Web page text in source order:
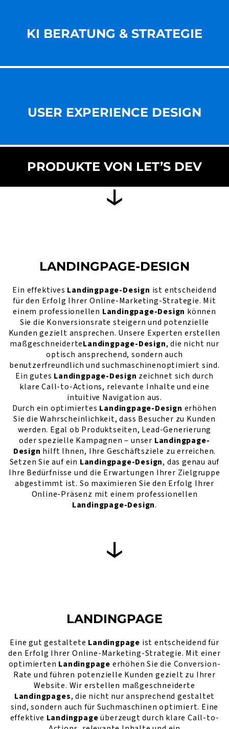
KI BERATUNG & STRATEGIE
USER EXPERIENCE DESIGN
PRODUKTE VON LET’S DEV
LANDINGPAGE-DESIGN
Ein effektives Landingpage-Design ist entscheidend
für den Erfolg Ihrer Online-Marketing-Strategie. Mit
einem professionellen Landingpage-Design können
Sie die Konversionsrate steigern und potenzielle
Kunden gezielt ansprechen. Unsere Experten erstellen
maßgeschneiderteLandingpage-Design, die nicht nur
optisch ansprechend, sondern auch
benutzerfreundlich und suchmaschinenoptimiert sind.
Ein gutes Landingpage-Design zeichnet sich durch
klare Call-to-Actions, relevante Inhalte und eine
intuitive Navigation aus.
Durch ein optimiertes Landingpage-Design erhöhen
Sie die Wahrscheinlichkeit, dass Besucher zu Kunden
werden. Egal ob Produktseiten, Lead-Generierung
oder spezielle Kampagnen – unser Landingpage-
Design hilft Ihnen, Ihre Geschäftsziele zu erreichen.
Setzen Sie auf ein Landingpage-Design, das genau auf
Ihre Bedürfnisse und die Erwartungen Ihrer Zielgruppe
abgestimmt ist. So maximieren Sie den Erfolg Ihrer
Online-Präsenz mit einem professionellen
Landingpage-Design.
LANDINGPAGE
Eine gut gestaltete Landingpage ist entscheidend für
den Erfolg Ihrer Online-Marketing-Strategie. Mit einer
optimierten Landingpage erhöhen Sie die Conversion-
Rate und führen potenzielle Kunden gezielt zu Ihrer
Website. Wir erstellen maßgeschneiderte
Landingpages, die nicht nur ansprechend gestaltet
sind, sondern auch für Suchmaschinen optimiert. Eine
effektive Landingpageüberzeugt durch klare Call-to-